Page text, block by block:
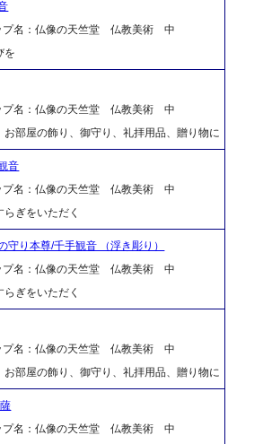
名：仏像の天竺堂 仏教美術 中
を
名：仏像の天竺堂 仏教美術 中
部屋の飾り、御守り、礼拝用品、贈り物に
音
名：仏像の天竺堂 仏教美術 中
ぎをいただく
守り本尊/千手観音 （浮き彫り）
名：仏像の天竺堂 仏教美術 中
ぎをいただく
名：仏像の天竺堂 仏教美術 中
部屋の飾り、御守り、礼拝用品、贈り物に
名：仏像の天竺堂 仏教美術 中